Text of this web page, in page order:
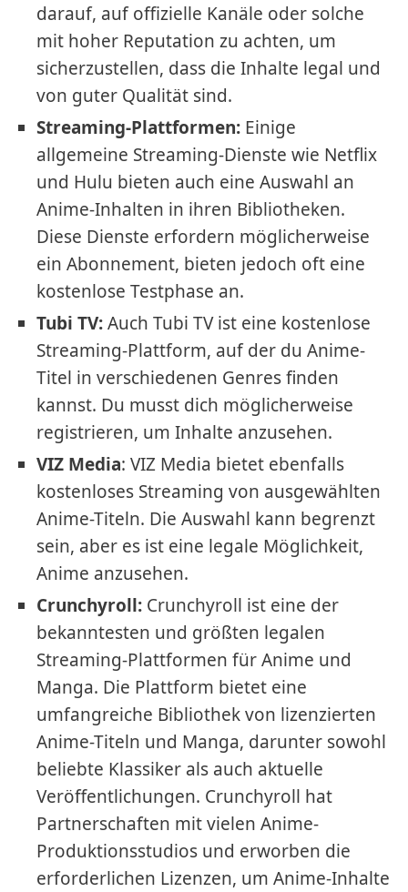
darauf, auf offizielle Kanäle oder solche
mit hoher Reputation zu achten, um
sicherzustellen, dass die Inhalte legal und
von guter Qualität sind.
Streaming-Plattformen: Einige
allgemeine Streaming-Dienste wie Netflix
und Hulu bieten auch eine Auswahl an
Anime-Inhalten in ihren Bibliotheken.
Diese Dienste erfordern möglicherweise
ein Abonnement, bieten jedoch oft eine
kostenlose Testphase an.
Tubi TV:Auch Tubi TV ist eine kostenlose
Streaming-Plattform, auf der du Anime-
Titel in verschiedenen Genres finden
kannst. Du musst dich möglicherweise
registrieren, um Inhalte anzusehen.
VIZ Media: VIZ Media bietet ebenfalls
kostenloses Streaming von ausgewählten
Anime-Titeln. Die Auswahl kann begrenzt
sein, aber es ist eine legale Möglichkeit,
Anime anzusehen.
Crunchyroll: Crunchyroll ist eine der
bekanntesten und größten legalen
Streaming-Plattformen für Anime und
Manga. Die Plattform bietet eine
umfangreiche Bibliothek von lizenzierten
Anime-Titeln und Manga, darunter sowohl
beliebte Klassiker als auch aktuelle
Veröffentlichungen. Crunchyroll hat
Partnerschaften mit vielen Anime-
Produktionsstudios und erworben die
erforderlichen Lizenzen, um Anime-Inhalte